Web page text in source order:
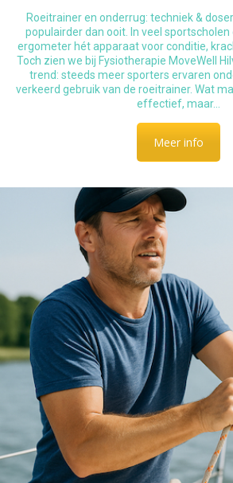
Roeitrainer en onderrug: techniek &
populairder dan ooit. In veel
ergometer hét apparaat voor conditie,
Toch zien we bij Fysiotherapie MoveWell
trend: steeds meer sporters ervaren
verkeerd gebruik van de roeitrainer. Wat
effectief, maar…
Meer info